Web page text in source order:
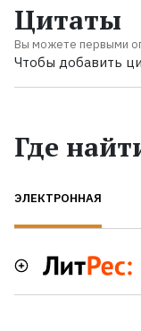
Цитаты
Вы можете первыми
Чтобы добавить
Где
ЭЛЕКТРОННАЯ